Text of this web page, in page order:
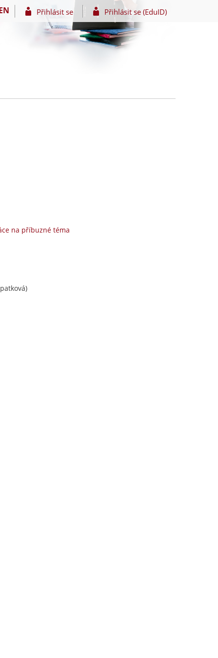
Přihlásit se Přihlásit se (EduID)
na příbuzné téma